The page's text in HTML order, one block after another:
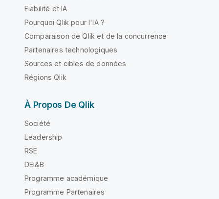
Fiabilité et IA
Pourquoi Qlik pour l'IA ?
Comparaison de Qlik et de la concurrence
Partenaires technologiques
Sources et cibles de données
Régions Qlik
À Propos De Qlik
Société
Leadership
RSE
DEI&B
Programme académique
Programme Partenaires